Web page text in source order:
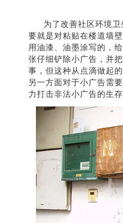
为了改善社区环境卫
要就是对粘贴在楼道墙
用油漆、油墨涂写的，
张仔细铲除小广告，并
事，但这种从点滴做起
另一方面对于小广告需
力打击非法小广告的生